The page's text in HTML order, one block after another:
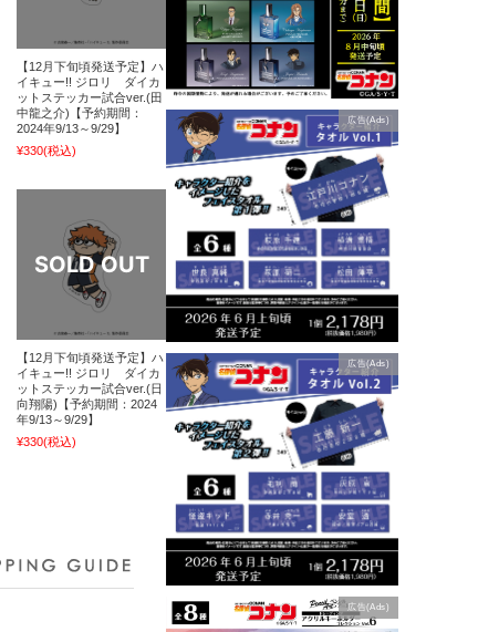
広告(Ads)
広告(Ads)
広告(Ads)
【12月下旬頃発送予定】ハ
イキュー!! ジロリ ダイカ
ットステッカー試合ver.(田
中龍之介)【予約期間：
2024年9/13～9/29】
¥330(税込)
【12月下旬頃発送予定】ハ
イキュー!! ジロリ ダイカ
ットステッカー試合ver.(日
向翔陽)【予約期間：2024
年9/13～9/29】
¥330(税込)